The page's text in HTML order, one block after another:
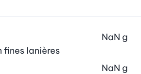
fines lanières
NaN g
NaN g